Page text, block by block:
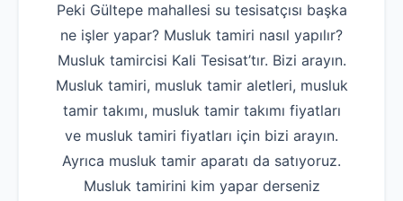
Peki Gültepe mahallesi su tesisatçısı başka
ne işler yapar? Musluk tamiri nasıl yapılır?
Musluk tamircisi Kali Tesisat’tır. Bizi arayın.
Musluk tamiri, musluk tamir aletleri, musluk
tamir takımı, musluk tamir takımı fiyatları
ve musluk tamiri fiyatları için bizi arayın.
Ayrıca musluk tamir aparatı da satıyoruz.
Musluk tamirini kim yapar derseniz